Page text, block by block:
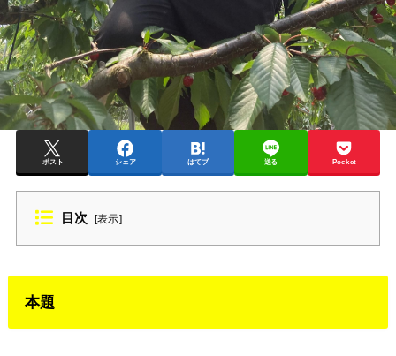
ポスト シェア はてブ 送る Pocket
目次 [表示]
本題